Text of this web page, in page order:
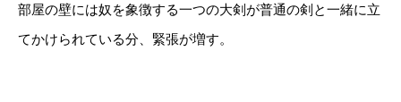
部屋の壁には奴を象徴する一つの大剣が普通の剣と一緒に立
てかけられている分、緊張が増す。